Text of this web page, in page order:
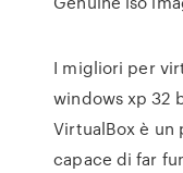
I migliori per
windows xp 32
VirtualBox è un
capace di far